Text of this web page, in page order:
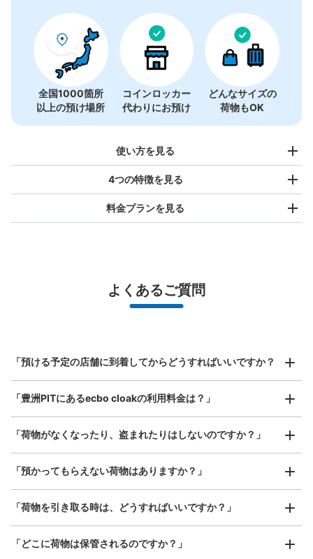
保管できる荷物数
大 :24/ ¥600
全国1000箇所
以上の預け場所
コインロッカー
代わりにお預け
どんなサイズの
荷物もOK
使い方を見る
スマホからお店と日時を
指定して事前予約
お店で荷物の写真を
4つの特徴を見る
全国1,000箇所以上と提携
好立地 / 好条件店舗も多数
料金プランを見る
最大辺が45cm未満の大きさのお荷物（リュック、ハンド
バッグ、お手荷物など）
¥800/ 日
器、ベビーカーなど）
よくあるご質問
「預ける予定の店舗に到着してからどうすればいいですか？
「豊洲PITにあるecbo cloakの利用料金は？」
「荷物がなくなったり、盗まれたりはしないのですか？」
「預かってもらえない荷物はありますか？」
「荷物を引き取る時は、どうすればいいですか？」
「どこに荷物は保管されるのですか？」